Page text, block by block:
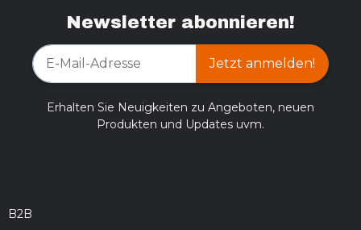
Newsletter abonnieren!
Jetzt anmelden!
Erhalten Sie Neuigkeiten zu Angeboten, neuen
Produkten und Updates uvm.
B2B